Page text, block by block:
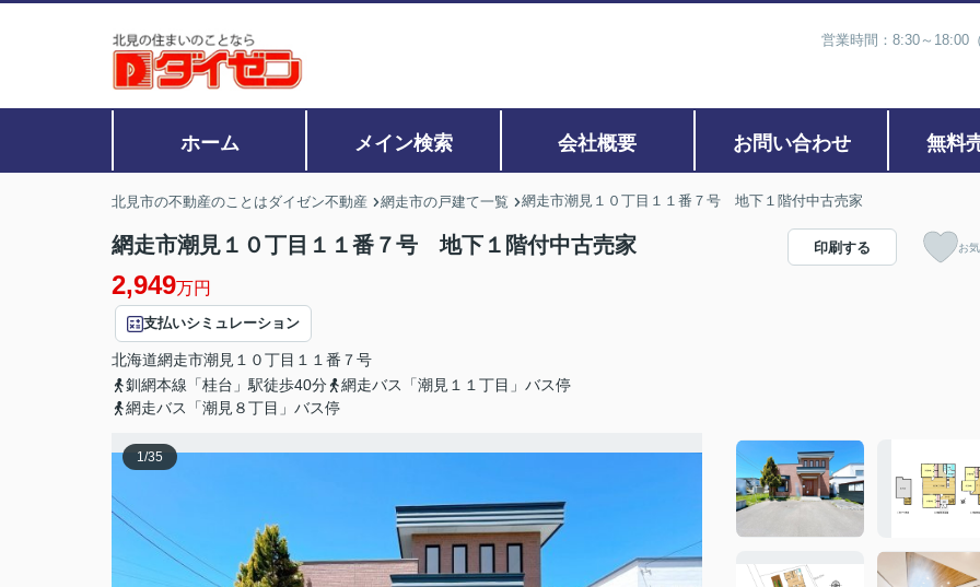
営業時間：8:30～18:00
ホーム メイン検索 会社概要 お問い合わせ 無料
北見市の不動産のことはダイゼン不動産 網走市の戸建て一覧 網走市潮見１０丁目１１番７号 地下１階付中古売家
網走市潮見１０丁目１１番７号 地下１階付中古売家
2,949万円
支払いシミュレーション
北海道網走市潮見 １０丁目１１番７号
釧網本線「桂台」駅徒歩40分
網走バス「潮見１１丁目」バス停
網走バス「潮見８丁目」バス停
印刷する お
1/35